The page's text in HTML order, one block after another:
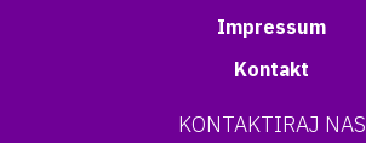
Impressum
Kontakt
KONTAKTIRAJ NAS